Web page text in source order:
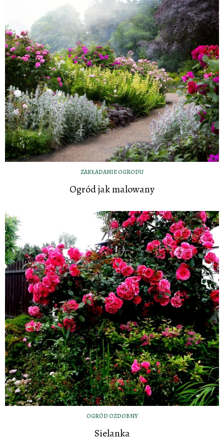
ZAKŁADANIE OGRODU
Ogród jak malowany
OGRÓD OZDOBNY
Sielanka